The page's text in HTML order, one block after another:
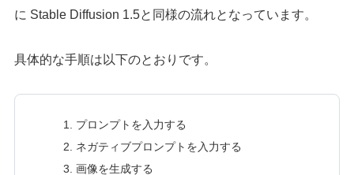
に Stable Diffusion 1.5と同様の流れとなっています。
具体的な手順は以下のとおりです。
プロンプトを入力する
ネガティブプロンプトを入力する
画像を生成する